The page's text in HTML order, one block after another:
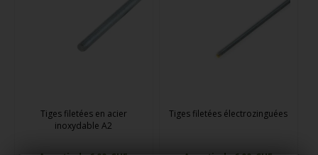
Tiges filetées en acier
inoxydable A2
Tiges filetées électrozinguées